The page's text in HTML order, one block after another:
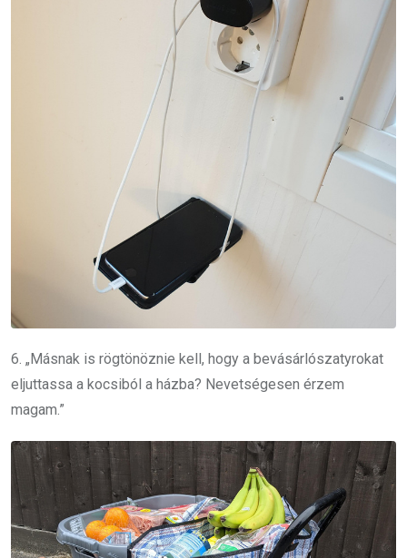
6. „Másnak is rögtönöznie kell, hogy a bevásárlószatyrokat
eljuttassa a kocsiból a házba? Nevetségesen érzem
magam.”